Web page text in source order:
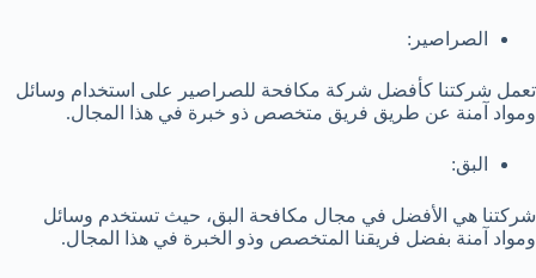
الصراصير:
تعمل شركتنا كأفضل شركة مكافحة للصراصير على استخدام وسائل
ومواد آمنة عن طريق فريق متخصص ذو خبرة في هذا المجال.
البق:
شركتنا هي الأفضل في مجال مكافحة البق، حيث تستخدم وسائل
ومواد آمنة بفضل فريقنا المتخصص وذو الخبرة في هذا المجال.